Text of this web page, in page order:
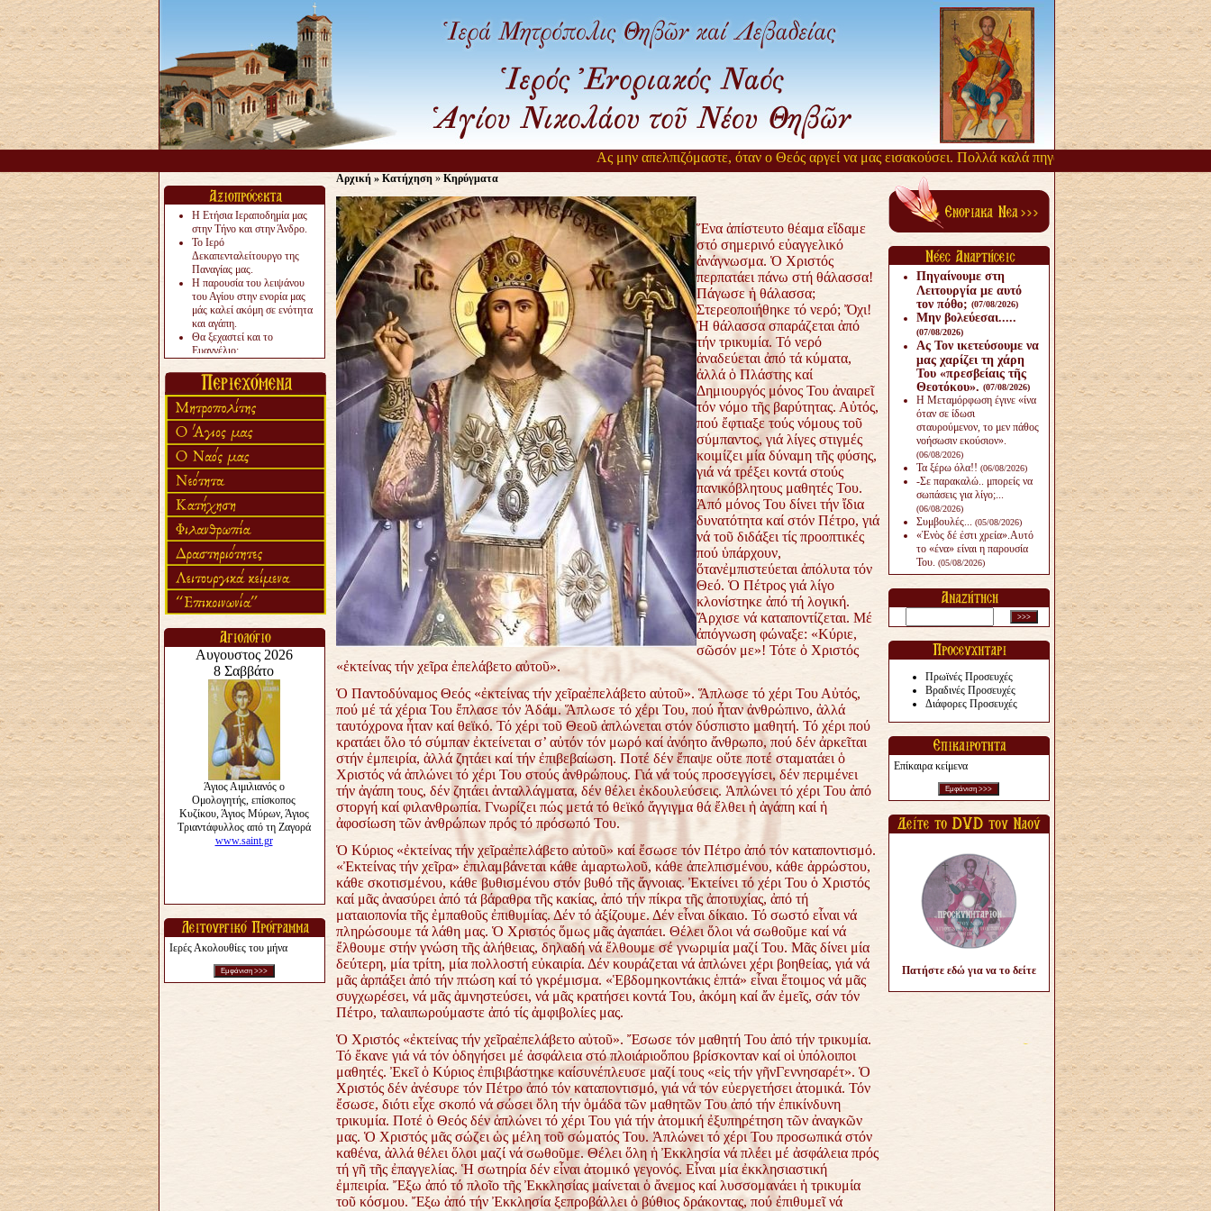
Ας μην απελπιζόμαστε, όταν ο Θεός αργεί να μας εισακούσει. Πολλά καλά πηγάζουν, από την αργοπορία
Η Ετήσια Ιεραποδημία μας
στην Τήνο και στην Άνδρο.
Το Ιερό
Δεκαπενταλείτουργο της
Παναγίας μας.
Η παρουσία του λειψάνου
του Αγίου στην ενορία μας
μάς καλεί ακόμη σε ενότητα
και αγάπη.
Θα ξεχαστεί και το
Ευαγγέλιο;
«πολύ αργά».
Ζητείται....
Ιερές Ακολουθίες του μήνα
Αρχική» Κατήχηση» Κηρύγματα
Ἕνα ἀπίστευτο θέαμα εἴδαμε
στό σημερινό εὐαγγελικό
ἀνάγνωσμα. Ὁ Χριστός
περπατάει πάνω στή θάλασσα!
Πάγωσε ἡ θάλασσα;
Στερεοποιήθηκε τό νερό; Ὄχι!
Ἡ θάλασσα σπαράζεται ἀπό
τήν τρικυμία. Τό νερό
ἀναδεύεται ἀπό τά κύματα,
ἀλλά ὁ Πλάστης καί
Δημιουργός μόνος Του ἀναιρεῖ
τόν νόμο τῆς βαρύτητας. Αὐτός,
πού ἔφτιαξε τούς νόμους τοῦ
σύμπαντος, γιά λίγες στιγμές
κοιμίζει μία δύναμη τῆς φύσης,
γιά νά τρέξει κοντά στούς
πανικόβλητους μαθητές Του.
Ἀπό μόνος Του δίνει τήν ἴδια
δυνατότητα καί στόν Πέτρο, γιά
νά τοῦ διδάξει τίς προοπτικές
πού ὑπάρχουν,
ὅτανἐμπιστεύεται ἀπόλυτα τόν
Θεό. Ὁ Πέτρος γιά λίγο
κλονίστηκε ἀπό τή λογική.
Ἄρχισε νά καταποντίζεται. Μέ
ἀπόγνωση φώναξε: «Κύριε,
σῶσόν με»! Τότε ὁ Χριστός
«ἐκτείνας τήν χεῖρα ἐπελάβετο αὐτοῦ».
Ὁ Παντοδύναμος Θεός «ἐκτείνας τήν χεῖραἐπελάβετο αὐτοῦ». Ἅπλωσε τό χέρι Του Αὐτός,
πού μέ τά χέρια Του ἔπλασε τόν Ἀδάμ. Ἅπλωσε τό χέρι Του, πού ἦταν ἀνθρώπινο, ἀλλά
ταυτόχρονα ἦταν καί θεϊκό. Τό χέρι τοῦ Θεοῦ ἁπλώνεται στόν δύσπιστο μαθητή. Τό χέρι πού
κρατάει ὅλο τό σύμπαν ἐκτείνεται σ’ αὐτόν τόν μωρό καί ἀνόητο ἄνθρωπο, πού δέν ἀρκεῖται
στήν ἐμπειρία, ἀλλά ζητάει καί τήν ἐπιβεβαίωση. Ποτέ δέν ἔπαψε οὔτε ποτέ σταματάει ὁ
Χριστός νά ἁπλώνει τό χέρι Του στούς ἀνθρώπους. Γιά νά τούς προσεγγίσει, δέν περιμένει
τήν ἀγάπη τους, δέν ζητάει ἀνταλλάγματα, δέν θέλει ἐκδουλεύσεις. Ἁπλώνει τό χέρι Του ἀπό
στοργή καί φιλανθρωπία. Γνωρίζει πώς μετά τό θεϊκό ἄγγιγμα θά ἔλθει ἡ ἀγάπη καί ἡ
ἀφοσίωση τῶν ἀνθρώπων πρός τό πρόσωπό Του.
Ὁ Κύριος «ἐκτείνας τήν χεῖραἐπελάβετο αὐτοῦ» καί ἔσωσε τόν Πέτρο ἀπό τόν καταποντισμό.
«Ἐκτείνας τήν χεῖρα» ἐπιλαμβάνεται κάθε ἁμαρτωλοῦ, κάθε ἀπελπισμένου, κάθε ἀρρώστου,
κάθε σκοτισμένου, κάθε βυθισμένου στόν βυθό τῆς ἄγνοιας. Ἐκτείνει τό χέρι Του ὁ Χριστός
καί μᾶς ἀνασύρει ἀπό τά βάραθρα τῆς κακίας, ἀπό τήν πίκρα τῆς ἀποτυχίας, ἀπό τή
ματαιοπονία τῆς ἐμπαθοῦς ἐπιθυμίας. Δέν τό ἀξίζουμε. Δέν εἶναι δίκαιο. Τό σωστό εἶναι νά
πληρώσουμε τά λάθη μας. Ὁ Χριστός ὅμως μᾶς ἀγαπάει. Θέλει ὅλοι νά σωθοῦμε καί νά
ἔλθουμε στήν γνώση τῆς ἀλήθειας, δηλαδή νά ἔλθουμε σέ γνωριμία μαζί Του. Μᾶς δίνει μία
δεύτερη, μία τρίτη, μία πολλοστή εὐκαιρία. Δέν κουράζεται νά ἁπλώνει χέρι βοηθείας, γιά νά
μᾶς ἁρπάξει ἀπό τήν πτώση καί τό γκρέμισμα. «Ἑβδομηκοντάκις ἑπτά» εἶναι ἕτοιμος νά μᾶς
συγχωρέσει, νά μᾶς ἀμνηστεύσει, νά μᾶς κρατήσει κοντά Του, ἀκόμη καί ἄν ἐμεῖς, σάν τόν
Πέτρο, ταλαιπωρούμαστε ἀπό τίς ἀμφιβολίες μας.
Ὁ Χριστός «ἐκτείνας τήν χεῖραἐπελάβετο αὐτοῦ». Ἔσωσε τόν μαθητή Του ἀπό τήν τρικυμία.
Τό ἔκανε γιά νά τόν ὁδηγήσει μέ ἀσφάλεια στό πλοιάριοὅπου βρίσκονταν καί οἱ ὑπόλοιποι
μαθητές. Ἐκεῖ ὁ Κύριος ἐπιβιβάστηκε καίσυνέπλευσε μαζί τους «εἰς τήν γῆνΓεννησαρέτ». Ὁ
Χριστός δέν ἀνέσυρε τόν Πέτρο ἀπό τόν καταποντισμό, γιά νά τόν εὐεργετήσει ἀτομικά. Τόν
ἔσωσε, διότι εἶχε σκοπό νά σώσει ὅλη τήν ὁμάδα τῶν μαθητῶν Του ἀπό τήν ἐπικίνδυνη
τρικυμία. Ποτέ ὁ Θεός δέν ἁπλώνει τό χέρι Του γιά τήν ἀτομική ἐξυπηρέτηση τῶν ἀναγκῶν
μας. Ὁ Χριστός μᾶς σώζει ὡς μέλη τοῦ σώματός Του. Ἁπλώνει τό χέρι Του προσωπικά στόν
καθένα, ἀλλά θέλει ὅλοι μαζί νά σωθοῦμε. Θέλει ὅλη ἡ Ἐκκλησία νά πλέει μέ ἀσφάλεια πρός
τή γῆ τῆς ἐπαγγελίας. Ἡ σωτηρία δέν εἶναι ἀτομικό γεγονός. Εἶναι μία ἐκκλησιαστική
ἐμπειρία. Ἔξω ἀπό τό πλοῖο τῆς Ἐκκλησίας μαίνεται ὁ ἄνεμος καί λυσσομανάει ἡ τρικυμία
τοῦ κόσμου. Ἔξω ἀπό τήν Ἐκκλησία ξεπροβάλλει ὁ βύθιος δράκοντας, πού ἐπιθυμεῖ νά
Πηγαίνουμε στη
Λειτουργία με αυτό
τον πόθο; (07/08/2026)
Μην βολεύεσαι.....
(07/08/2026)
Ας Τον ικετεύσουμε να
μας χαρίζει τη χάρη
Του «πρεσβείαις τῆς
Θεοτόκου». (07/08/2026)
Η Μεταμόρφωση έγινε «ίνα
όταν σε ίδωσι
σταυρούμενον, το μεν πάθος
νοήσωσιν εκούσιον».
(06/08/2026)
Τα ξέρω όλα!! (06/08/2026)
-Σε παρακαλώ.. μπορείς να
σωπάσεις για λίγο;...
(06/08/2026)
Συμβουλές... (05/08/2026)
«Ἑνὸς δέ ἐστι χρεία».Αυτό
το «ένα» είναι η παρουσία
Του. (05/08/2026)
Πρωϊνές Προσευχές
Βραδινές Προσευχές
Διάφορες Προσευχές
Επίκαιρα κείμενα
Πατήστε εδώ για να το δείτε